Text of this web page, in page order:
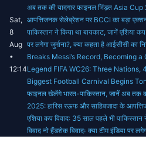
Sat,
8
Aug
•
12:14
अब तक की यादगार फाइनल भिंड़त Asia Cup
आपत्तिजनक सेलेब्रेशन पर BCCI का बड़ा
पाकिस्तान ने किया था बायकाट, जानें एशिया
पर लगेगा जुर्माना?, क्या कहता है आईसीसी का
Breaks Messi’s Record, Becoming
Legend FIFA WC26: Three Nations,
Biggest Football Carnival Begins
फाइनल खेलेंगे भारत-पाकिस्तान, जानें अब तक
2025: हारिस रऊफ और साहिबजादा के
एशिया कप विवाद: 35 साल पहले भी
विवाद नो हैंडशेक विवादः क्या टीम इंडिया पर